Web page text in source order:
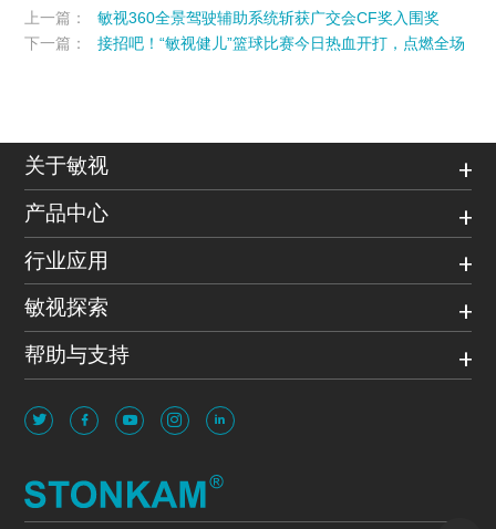
上一篇：
敏视360全景驾驶辅助系统斩获广交会CF奖入围奖
下一篇：
接招吧！“敏视健儿”篮球比赛今日热血开打，点燃全场
关于敏视
产品中心
行业应用
敏视探索
帮助与支持